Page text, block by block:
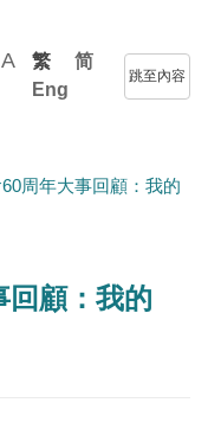
A 繁
简
Eng
跳至內容
周年大事回顧：我的
回顧：我的